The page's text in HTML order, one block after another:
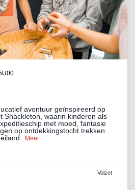
avontuur geïnspireerd op
Shackleton, waarin kinderen als
met moed, fantasie
op ontdekkingstocht trekken
Meer…
Volzet